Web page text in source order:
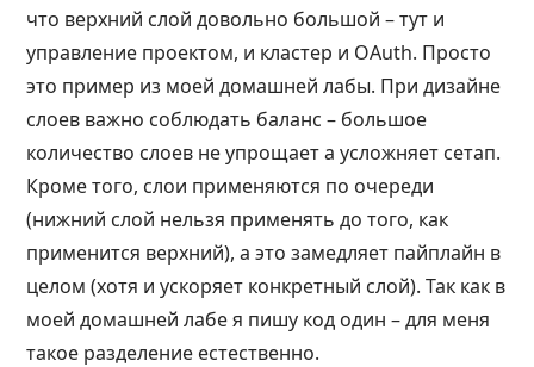
что верхний слой довольно большой – тут и
управление проектом, и кластер и OAuth. Просто
это пример из моей домашней лабы. При дизайне
слоев важно соблюдать баланс – большое
количество слоев не упрощает а усложняет сетап.
Кроме того, слои применяются по очереди
(нижний слой нельзя применять до того, как
применится верхний), а это замедляет пайплайн в
целом (хотя и ускоряет конкретный слой). Так как в
моей домашней лабе я пишу код один – для меня
такое разделение естественно.